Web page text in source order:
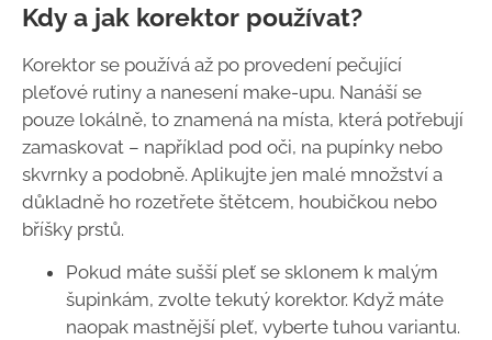
Kdy a jak korektor používat?
Korektor se používá až po provedení pečující
pleťové rutiny a nanesení make-upu. Nanáší se
pouze lokálně, to znamená na místa, která potřebují
zamaskovat – například pod oči, na pupínky nebo
skvrnky a podobně. Aplikujte jen malé množství a
důkladně ho rozetřete štětcem, houbičkou nebo
bříšky prstů.
Pokud máte sušší pleť se sklonem k malým
šupinkám, zvolte tekutý korektor. Když máte
naopak mastnější pleť, vyberte tuhou variantu.